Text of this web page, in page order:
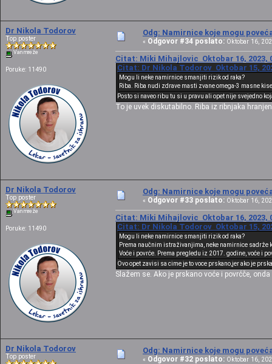
Dr Nikola Todorov
Top poster
Van mreže
Poruke: 11490
Odg: Namirnice koje mogu
« Odgovor #34 poslato: Oktobar 16,
Citat: Miki Mihajlovic Oktobar 16, 2023,
Citat: Dr Nikola Todorov Oktobar 15,
Mogu li neke namirnice smanjiti rizik od raka?
Riba. Riba nudi zdrave masti zvane omega-3 masne
Posto si naveo ribu tu si u pravu ali opet nije svejedno
To je uvek diskutabilno. Riba iz ribnjaka
Dr Nikola Todorov
Top poster
Van mreže
Poruke: 11490
Odg: Namirnice koje mogu
« Odgovor #33 poslato: Oktobar 16,
Citat: Miki Mihajlovic Oktobar 16, 2023,
Citat: Dr Nikola Todorov Oktobar 15,
Mogu li neke namirnice smanjiti rizik od raka?
Prema naučnim istraživanjima, neke namirnice sadrže
Voće i povrće. Prema pregledu iz 2017. godine, voće i
Ovo opet zavisi sa cime je to voce prskano,jer ako je
Slažem se. Ako je prskano voće i povrćče,
Dr Nikola Todorov
Top poster
Odg: Namirnice koje mogu
« Odgovor #32 poslato: Oktobar 16,